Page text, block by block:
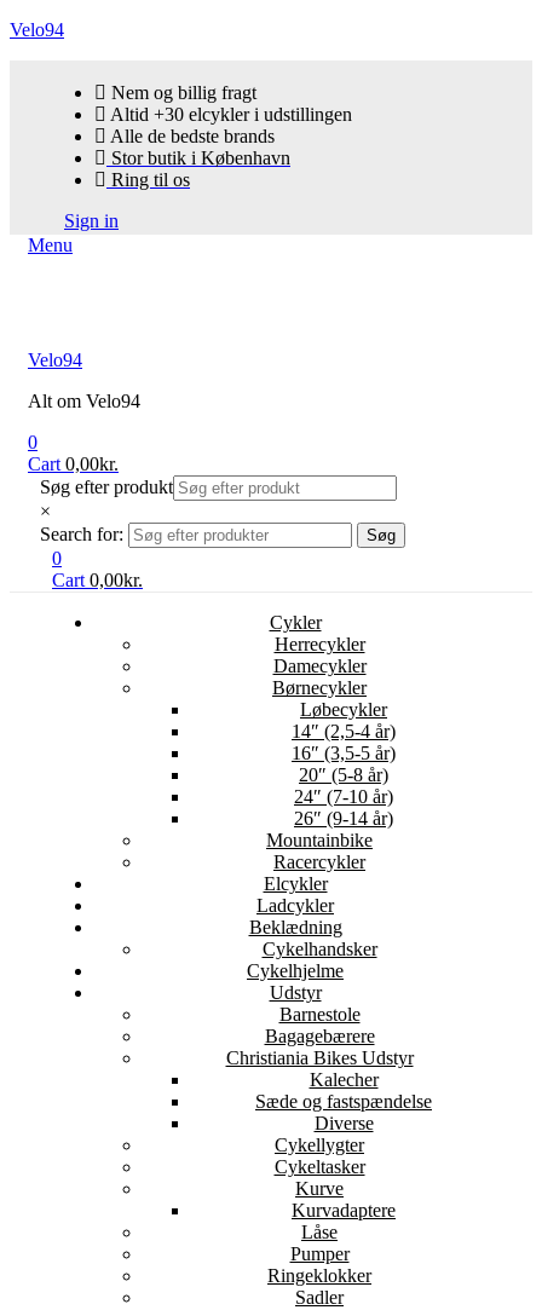
Velo94
Nem og billig fragt
Altid +30 elcykler i udstillingen
Alle de bedste brands
Stor butik i København
Ring til os
Sign in
Menu
Velo94
Alt om Velo94
0
Cart 0,00kr.
Søg efter produkt
×
Search for:
Søg
0
Cart 0,00kr.
Cykler
Herrecykler
Damecykler
Børnecykler
Løbecykler
14″ (2,5-4 år)
16″ (3,5-5 år)
20″ (5-8 år)
24″ (7-10 år)
26″ (9-14 år)
Mountainbike
Racercykler
Elcykler
Ladcykler
Beklædning
Cykelhandsker
Cykelhjelme
Udstyr
Barnestole
Bagagebærere
Christiania Bikes Udstyr
Kalecher
Sæde og fastspændelse
Diverse
Cykellygter
Cykeltasker
Kurve
Kurvadaptere
Låse
Pumper
Ringeklokker
Sadler